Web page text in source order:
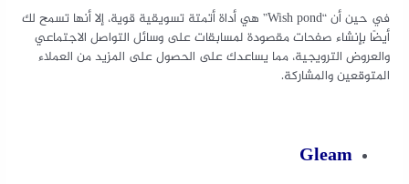
في حين أن “Wish pond” هي أداة أتمتة تسويقية قوية، إلا أنها تسمح لك
أيضًا بإنشاء صفحات مقصودة لمسابقات على وسائل التواصل الاجتماعي
والعروض الترويجية، مما يساعدك على الحصول على المزيد من العملاء
المتوقعين والمشاركة.
Gleam